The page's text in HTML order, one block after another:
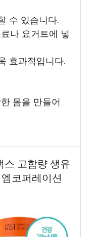
수 있습니다.
나 요거트에 넣
효과적입니다.
몸을 만들어
스 고함량 생유
코퍼레이션